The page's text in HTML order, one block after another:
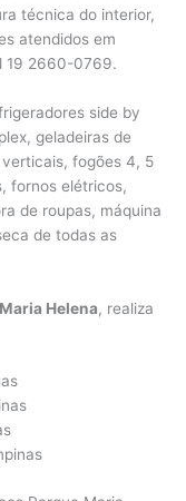
técnica do interior,
atendidos em
19 2660-0769.
side by
geladeiras de
fogões 4, 5
fornos elétricos,
de roupas, máquina
de todas as
Helena, realiza